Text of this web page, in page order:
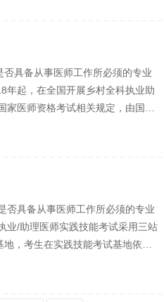
规定进行证书注册。四、试点院
具备从事医师工作所必须的专业
年起，在全国开展乡村全科执业助
家医师资格考试相关规定，由国家
医师实践技能考试采用五站式考
否具备从事医师工作所必须的专业
业/助理医师实践技能考试采用三站
，考生在实践技能考试基地依次
以国家卫生和计划生育委员会医